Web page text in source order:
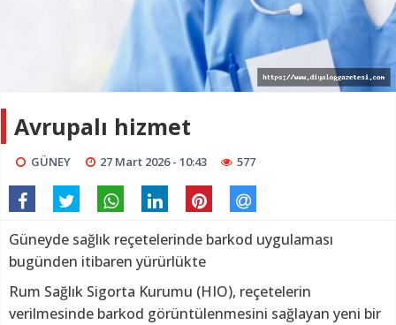
Avrupalı hizmet
GÜNEY 27 Mart 2026 - 10:43 577
Güneyde sağlık reçetelerinde barkod uygulaması
bugünden itibaren yürürlükte
Rum Sağlık Sigorta Kurumu (HIO), reçetelerin
verilmesinde barkod görüntülenmesini sağlayan yeni bir